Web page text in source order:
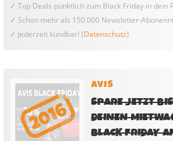
✓ Top Deals pünktlich zum Black Friday in dein
✓ Schon mehr als 150.000 Newsletter-
✓ Jederzeit kündbar! (Datenschutz)
AVIS
SPARE JETZT
DEINEN
BLACK FRIDAY